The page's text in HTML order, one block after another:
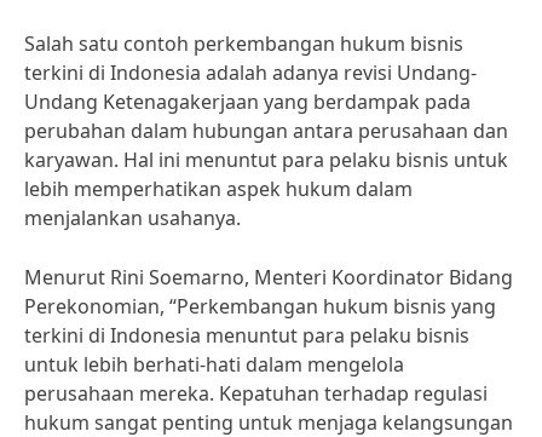
Salah satu contoh perkembangan hukum bisnis
terkini di Indonesia adalah adanya revisi Undang-
Undang Ketenagakerjaan yang berdampak pada
perubahan dalam hubungan antara perusahaan dan
karyawan. Hal ini menuntut para pelaku bisnis untuk
lebih memperhatikan aspek hukum dalam
menjalankan usahanya.
Menurut Rini Soemarno, Menteri Koordinator Bidang
Perekonomian, “Perkembangan hukum bisnis yang
terkini di Indonesia menuntut para pelaku bisnis
untuk lebih berhati-hati dalam mengelola
perusahaan mereka. Kepatuhan terhadap regulasi
hukum sangat penting untuk menjaga kelangsungan